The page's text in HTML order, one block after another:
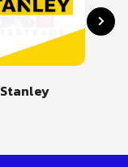
Stanley